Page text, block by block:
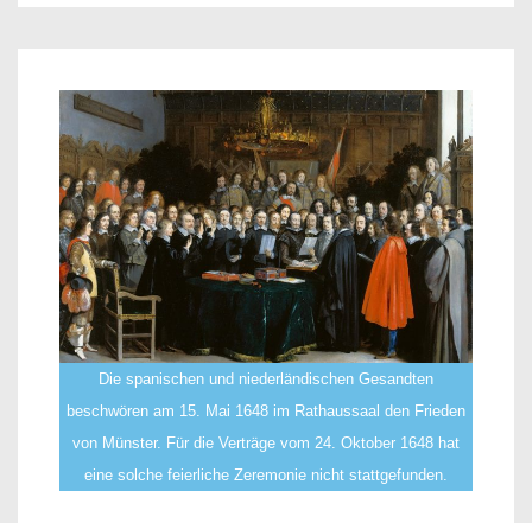
Die spanischen und niederländischen Gesandten
beschwören am 15. Mai 1648 im Rathaussaal den Frieden
von Münster. Für die Verträge vom 24. Oktober 1648 hat
eine solche feierliche Zeremonie nicht stattgefunden.